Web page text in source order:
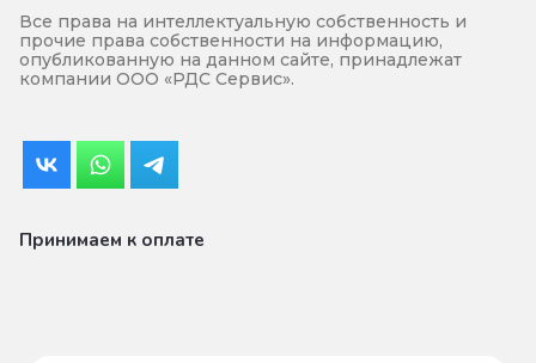
Все права на интеллектуальную собственность и
прочие права собственности на информацию,
опубликованную на данном сайте, принадлежат
компании ООО «РДС Сервис».
Принимаем к оплате